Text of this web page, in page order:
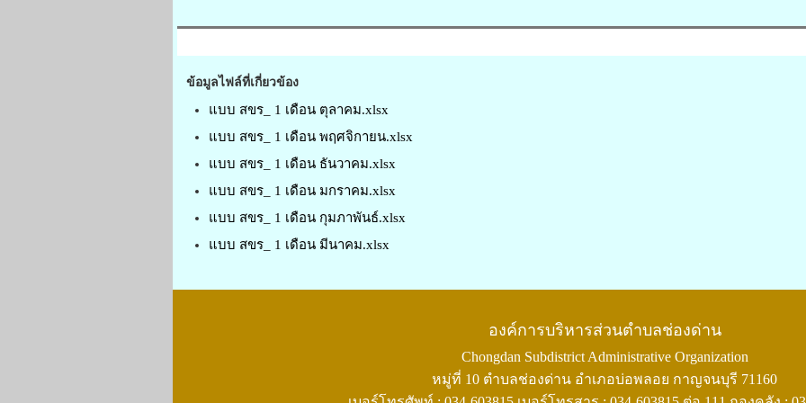
ข้อมูลไฟล์ที่เกี่ยวข้อง
แบบ สขร_ 1 เดือน ตุลาคม.xlsx
แบบ สขร_ 1 เดือน พฤศจิกายน.xlsx
แบบ สขร_ 1 เดือน ธันวาคม.xlsx
แบบ สขร_ 1 เดือน มกราคม.xlsx
แบบ สขร_ 1 เดือน กุมภาพันธ์.xlsx
แบบ สขร_ 1 เดือน มีนาคม.xlsx
องค์การบริหารส่วนตำบลช่องด่าน
Chongdan Subdistrict Administrative Organization
หมู่ที่ 10 ตำบลช่องด่าน อำเภอบ่อพลอย กาญจนบุรี 71160